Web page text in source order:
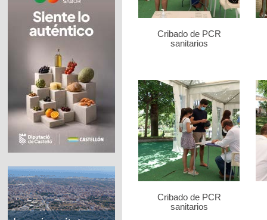
Cribado de PCR
sanitarios
Cribado de PCR
sanitarios